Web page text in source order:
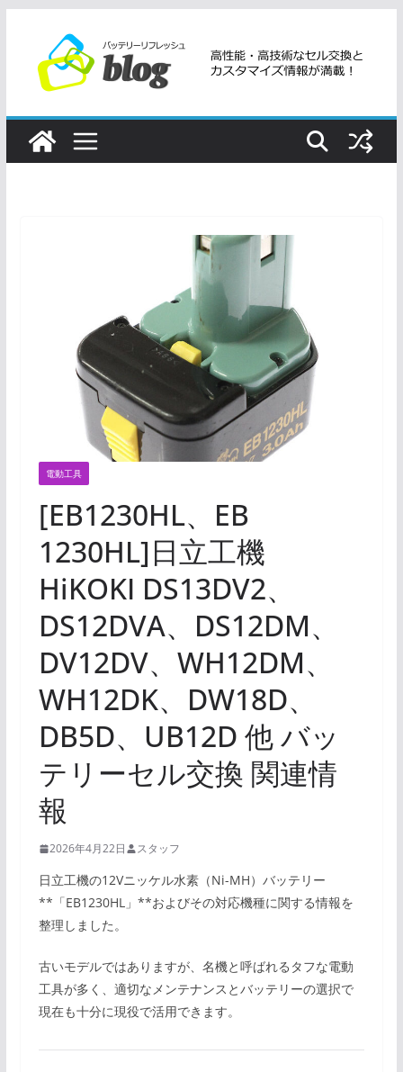
ツ
電動工具
[EB1230HL、EB
1230HL]日立工機
HiKOKI DS13DV2、
DS12DVA、DS12DM、
DV12DV、WH12DM、
WH12DK、DW18D、
DB5D、UB12D 他 バッ
テリーセル交換 関連情
報
2026年4月22日 スタッフ
日立工機の12Vニッケル水素（Ni-MH）バッテリー
**「EB1230HL」**およびその対応機種に関する情報を
整理しました。
古いモデルではありますが、名機と呼ばれるタフな電動
工具が多く、適切なメンテナンスとバッテリーの選択で
現在も十分に現役で活用できます。